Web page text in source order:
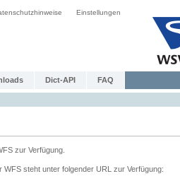
Einstellungen
Dict-API FAQ
zur Verfügung.
steht unter folgender URL zur Verfügung: